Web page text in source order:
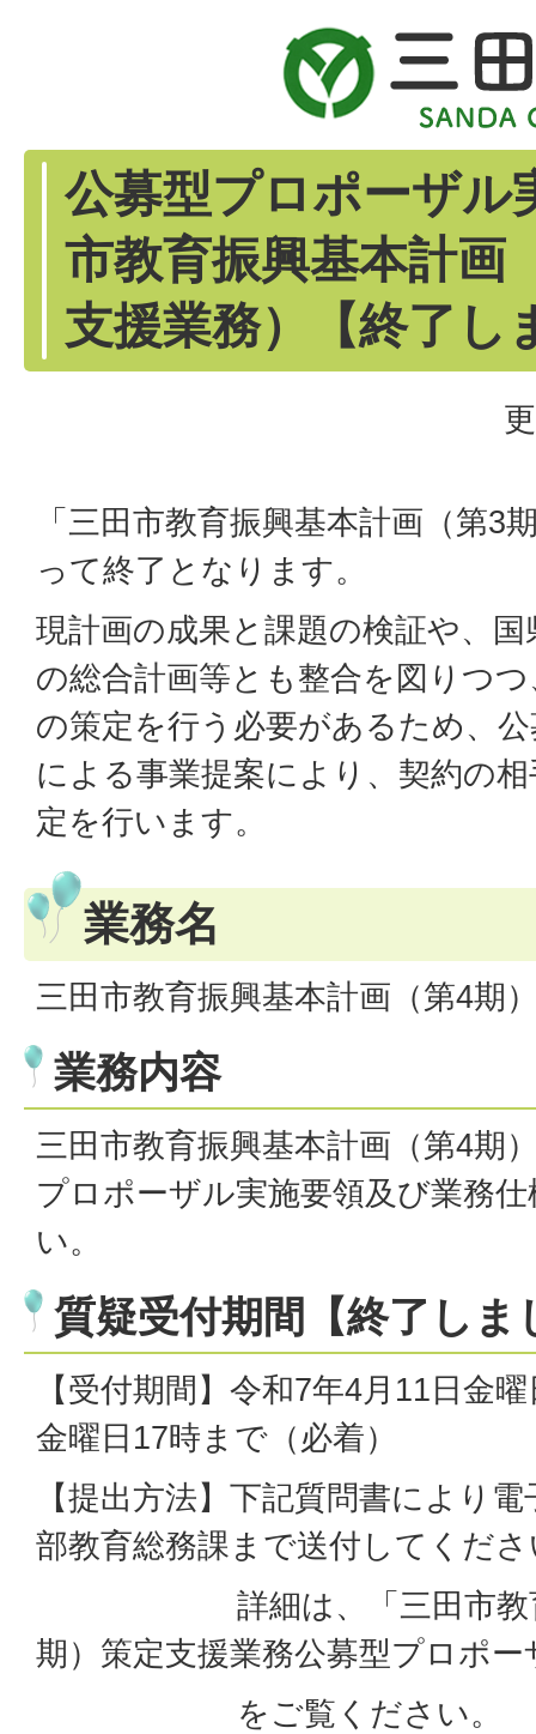
公募型プロポーザル
市教育振興基本計画
支援業務）【終了し
「三田市教育振興基本計画（第3
って終了となります。
現計画の成果と課題の検証や、
の総合計画等とも整合を図りつ
の策定を行う必要があるため、
による事業提案により、契約の
定を行います。
業務名
三田市教育振興基本計画（第4期
業務内容
三田市教育振興基本計画（第4期
プロポーザル実施要領及び業務
い。
質疑受付期間【終了しま
【受付期間】令和7年4月11日金
金曜日17時まで（必着）
【提出方法】下記質問書により
部教育総務課まで送付してくだ
詳細は、「三田市教育振
期）策定支援業務公募型プロポ
をご覧ください。